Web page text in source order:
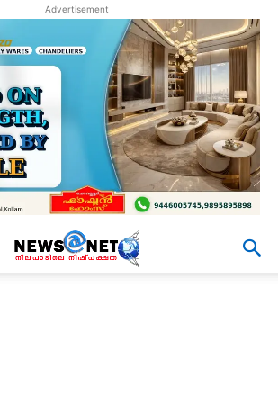
Advertisement